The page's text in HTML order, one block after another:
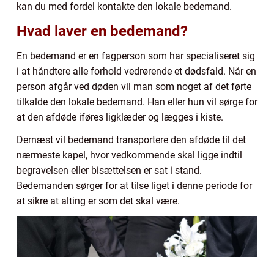
kan du med fordel kontakte den lokale bedemand.
Hvad laver en bedemand?
En bedemand er en fagperson som har specialiseret sig
i at håndtere alle forhold vedrørende et dødsfald. Når en
person afgår ved døden vil man som noget af det førte
tilkalde den lokale bedemand. Han eller hun vil sørge for
at den afdøde iføres ligklæder og lægges i kiste.
Dernæst vil bedemand transportere den afdøde til det
nærmeste kapel, hvor vedkommende skal ligge indtil
begravelsen eller bisættelsen er sat i stand.
Bedemanden sørger for at tilse liget i denne periode for
at sikre at alting er som det skal være.